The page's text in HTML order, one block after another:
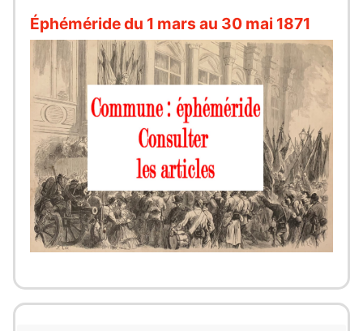
Éphéméride du 1 mars au 30 mai 1871